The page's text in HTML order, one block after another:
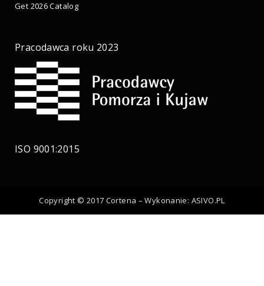
Get 2026 Catalog
Pracodawca roku 2023
ISO 9001:2015
Copyright © 2017 Cortena – Wykonanie: ASIVO.PL